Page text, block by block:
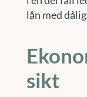
lån med
sikt